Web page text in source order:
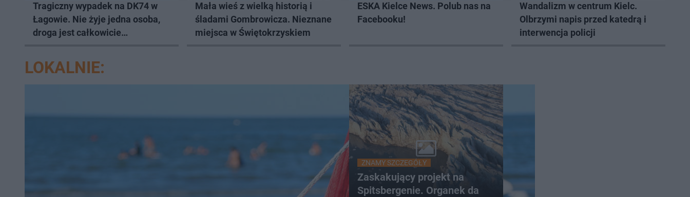
Tragiczny wypadek na DK74 w
Łagowie. Nie żyje jedna osoba,
droga jest całkowicie
Mała wieś z wielką historią i
śladami Gombrowicza. Nieznane
miejsca w Świętokrzyskiem
ESKA Kielce News. Polub nas na
Facebooku!
Wandalizm w centrum Kielc.
Olbrzymi napis przed katedrą i
interwencja policji
LOKALNIE:
ZNAMY SZCZEGÓŁY
Zaskakujący projekt na
Spitsbergenie. Organek da